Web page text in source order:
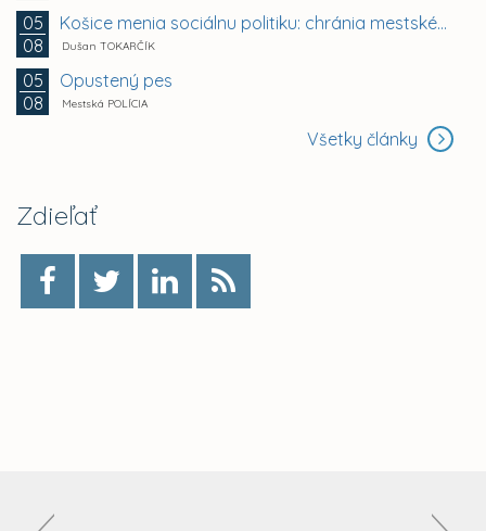
05
08
Košice menia sociálnu politiku: chránia mestské byty...
Dušan TOKARČÍK
05
08
Opustený pes
Mestská POLÍCIA
Všetky články
Zdieľať